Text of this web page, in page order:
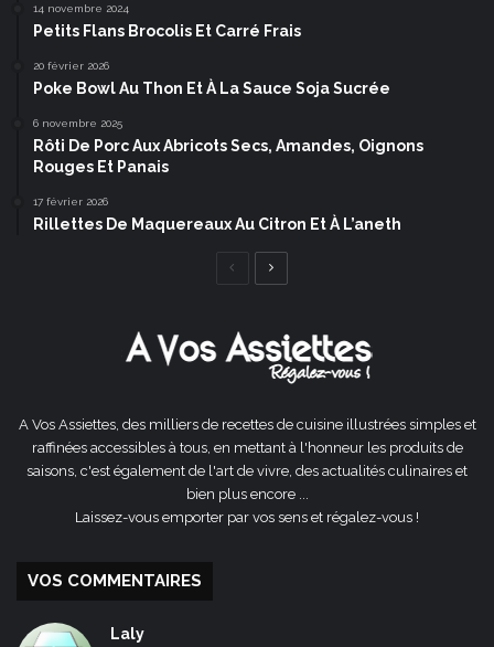
14 novembre 2024
Petits Flans Brocolis Et Carré Frais
20 février 2026
Poke Bowl Au Thon Et À La Sauce Soja Sucrée
6 novembre 2025
Rôti De Porc Aux Abricots Secs, Amandes, Oignons
Rouges Et Panais
17 février 2026
Rillettes De Maquereaux Au Citron Et À L’aneth
Page
A Vos Assiettes, des milliers de recettes de cuisine illustrées simples et
raffinées accessibles à tous, en mettant à l'honneur les produits de
saisons, c'est également de l'art de vivre, des actualités culinaires et
bien plus encore ...
Laissez-vous emporter par vos sens et régalez-vous !
VOS COMMENTAIRES
Laly